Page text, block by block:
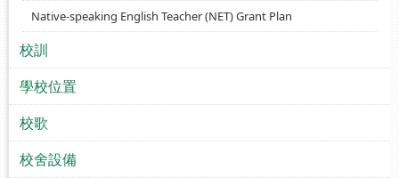
Native-speaking English Teacher (NET) Grant Plan
校訓
學校位置
校歌
校舍設備